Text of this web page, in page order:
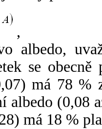
,
albedo,
se
má 78 %
albedo (0,08
má 18 %